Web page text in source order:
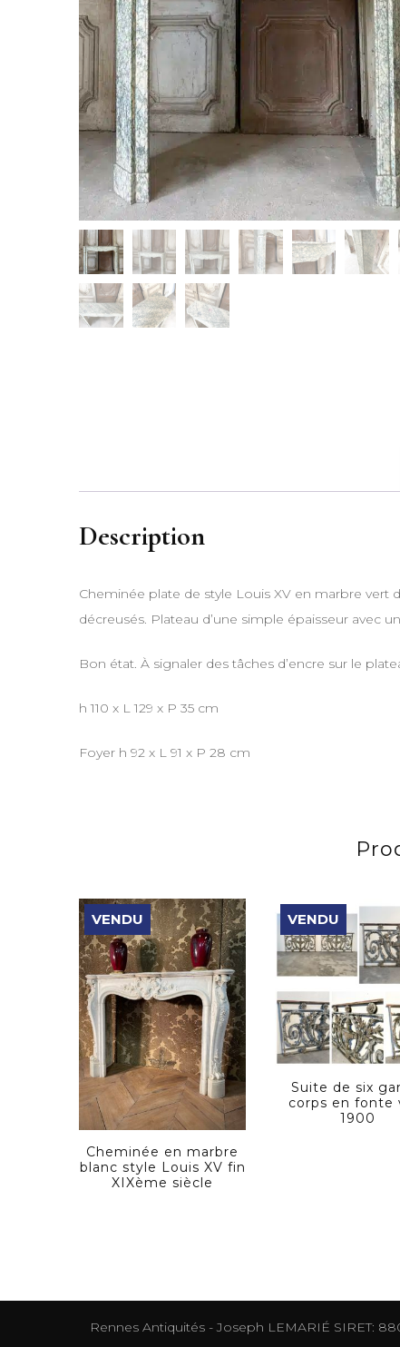
Description
Cheminée plate de style Louis XV en marbre vert
décreusés. Plateau d’une simple épaisseur avec
Bon état. À signaler des tâches d’encre sur le
h 110 x L 129 x P 35 cm
Foyer h 92 x L 91 x P 28 cm
VENDU
Cheminée en marbre
blanc style Louis XV fin
XIXème siècle
VENDU
Suite de six
corps en fonte
1900
Rennes Antiquités - Joseph LEMARIÉ SIRET: